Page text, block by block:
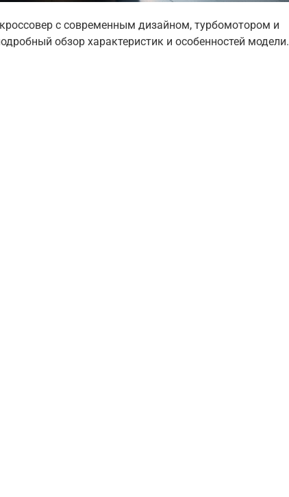
с современным дизайном, турбомотором и
обзор характеристик и особенностей модели.